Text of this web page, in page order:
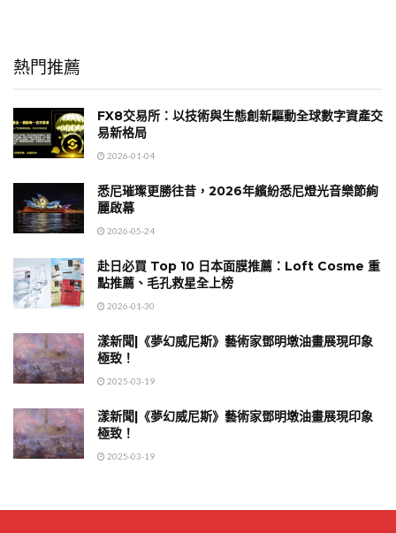
熱門推薦
FX8交易所：以技術與生態創新驅動全球數字資產交
易新格局
2026-01-04
悉尼璀璨更勝往昔，2026年繽紛悉尼燈光音樂節絢
麗啟幕
2026-05-24
赴日必買 Top 10 日本面膜推薦：Loft Cosme 重
點推薦、毛孔救星全上榜
2026-01-30
漾新聞|《夢幻威尼斯》藝術家鄧明墩油畫展現印象
極致！
2025-03-19
漾新聞|《夢幻威尼斯》藝術家鄧明墩油畫展現印象
極致！
2025-03-19